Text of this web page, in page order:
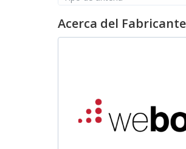
Acerca del Fabricante